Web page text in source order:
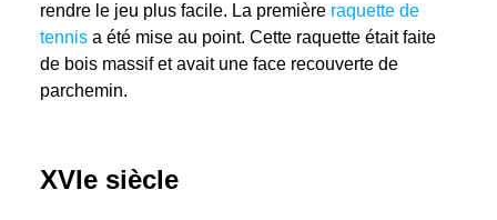
rendre le jeu plus facile. La première raquette de
tennisa été mise au point. Cette raquette était faite
de bois massif et avait une face recouverte de
parchemin.
XVIe siècle